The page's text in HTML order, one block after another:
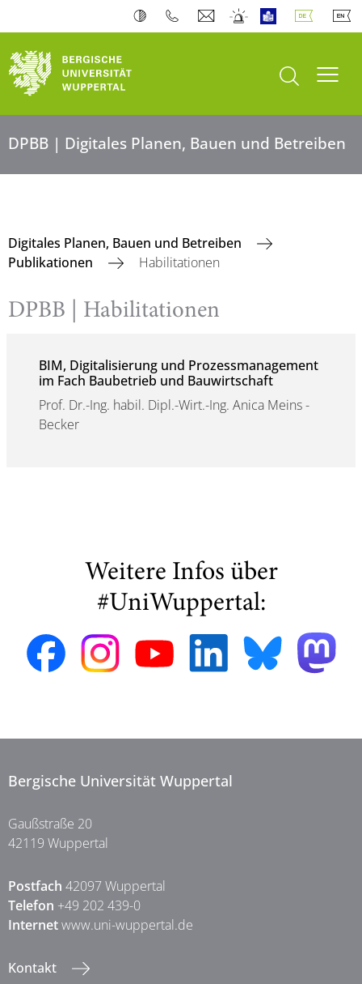
Suche öffnen
DPBB | Digitales Planen, Bauen und Betreiben
Digitales Planen, Bauen und Betreiben
Publikationen
Habilitationen
DPBB | Habilitationen
BIM, Digitalisierung und Prozessmanagement
im Fach Baubetrieb und Bauwirtschaft
Prof. Dr.-Ing. habil. Dipl.-Wirt.-Ing. Anica Meins -
Becker
Weitere Infos über
#UniWuppertal:
Bergische Universität Wuppertal
Gaußstraße 20
42119 Wuppertal
Postfach 42097 Wuppertal
Telefon +49 202 439-0
Internetwww.uni-wuppertal.de
Kontakt